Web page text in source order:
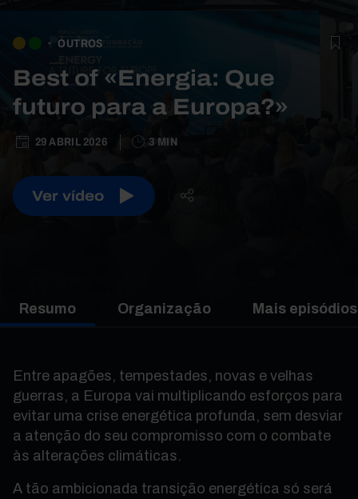
OUTROS
Best of «Energia: Que
futuro para a Europa?»
29 ABRIL 2026 3 MIN
Ver vídeo
Resumo Organização Mais episódios
Entre apagões, tempestades, novas e velhas
guerras, a Europa vai multiplicando esforços para
evitar uma crise energética profunda, sem desviar
a atenção do seu compromisso com o combate
às alterações climáticas.
A tão ambicionada transição energética só será